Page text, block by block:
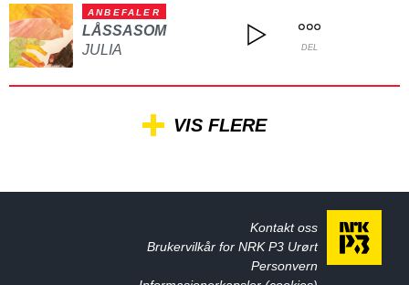
ANBEFALER
LÅSSASOM
JULIA
DEL
VIS FLERE
Kontakt oss
Brukervilkår for NRK P3 Urørt
Personvern